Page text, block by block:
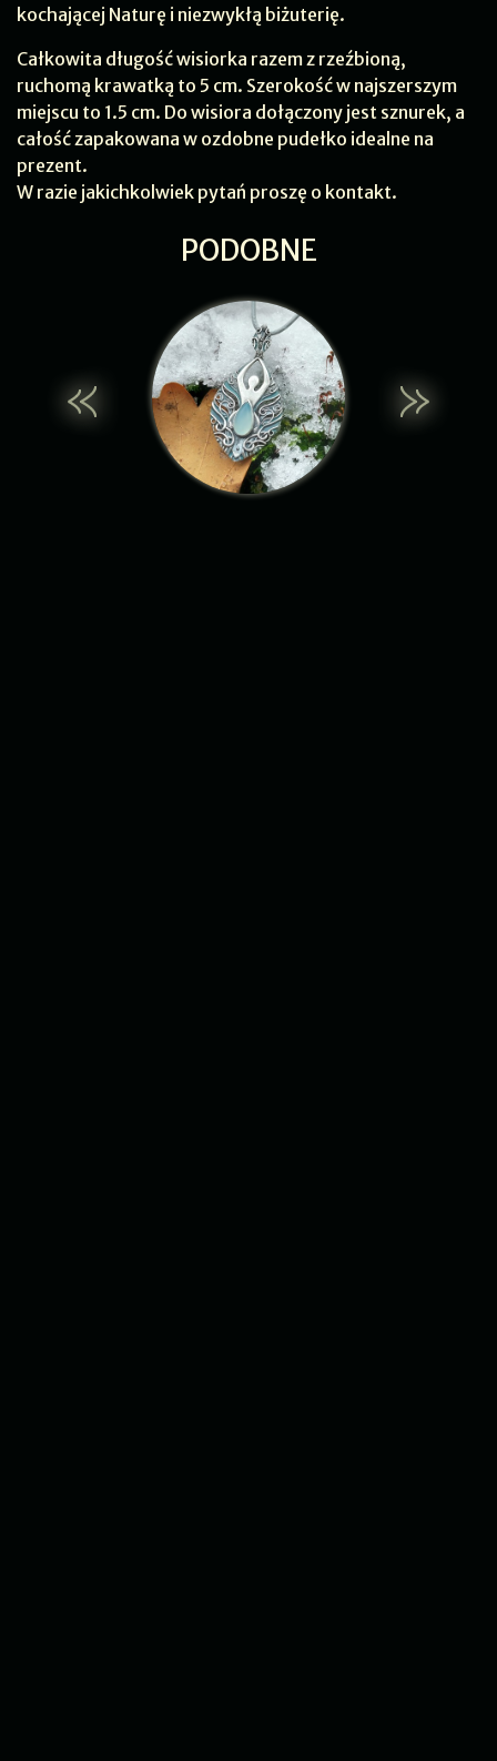
kochającej Naturę i niezwykłą biżuterię.
Całkowita długość wisiorka razem z rzeźbioną,
ruchomą krawatką to 5 cm. Szerokość w najszerszym
miejscu to 1.5 cm. Do wisiora dołączony jest sznurek, a
całość zapakowana w ozdobne pudełko idealne na
prezent.
W razie jakichkolwiek pytań proszę o kontakt.
PODOBNE